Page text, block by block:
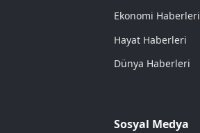
Ekonomi Haberleri
Hayat Haberleri
Dünya Haberleri
Sosyal Medya